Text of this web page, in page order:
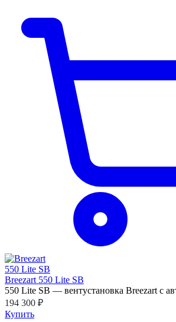
Breezart 550 Lite SB
550 Lite SB — вентустановка Breezart с
194 300 ₽
Купить